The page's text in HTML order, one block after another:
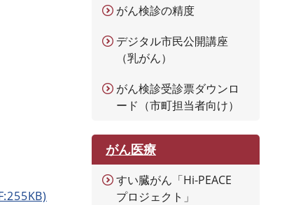
がん検診の精度
デジタル市民公開講座
（乳がん）
がん検診受診票ダウンロ
ード（市町担当者向け）
がん医療
すい臓がん「Hi-PEACE
プロジェクト」